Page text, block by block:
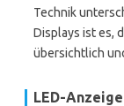
Technik
Displays ist es,
übersichtlich
LED-Anzeige